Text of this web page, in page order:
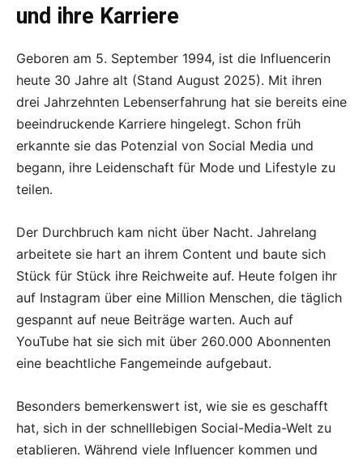
und ihre Karriere
Geboren am 5. September 1994, ist die Influencerin
heute 30 Jahre alt (Stand August 2025). Mit ihren
drei Jahrzehnten Lebenserfahrung hat sie bereits eine
beeindruckende Karriere hingelegt. Schon früh
erkannte sie das Potenzial von Social Media und
begann, ihre Leidenschaft für Mode und Lifestyle zu
teilen.
Der Durchbruch kam nicht über Nacht. Jahrelang
arbeitete sie hart an ihrem Content und baute sich
Stück für Stück ihre Reichweite auf. Heute folgen ihr
auf Instagram über eine Million Menschen, die täglich
gespannt auf neue Beiträge warten. Auch auf
YouTube hat sie sich mit über 260.000 Abonnenten
eine beachtliche Fangemeinde aufgebaut.
Besonders bemerkenswert ist, wie sie es geschafft
hat, sich in der schnelllebigen Social-Media-Welt zu
etablieren. Während viele Influencer kommen und